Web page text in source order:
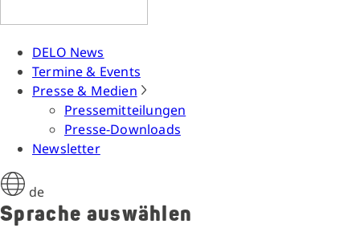
DELO News
Termine & Events
Presse & Medien
Pressemitteilungen
Presse-Downloads
Newsletter
de
Sprache auswählen